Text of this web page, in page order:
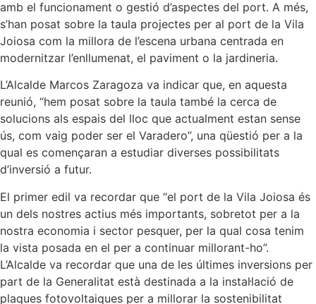
amb el funcionament o gestió d’aspectes del port. A més,
s’han posat sobre la taula projectes per al port de la Vila
Joiosa com la millora de l’escena urbana centrada en
modernitzar l’enllumenat, el paviment o la jardineria.
L’Alcalde Marcos Zaragoza va indicar que, en aquesta
reunió, “hem posat sobre la taula també la cerca de
solucions als espais del lloc que actualment estan sense
ús, com vaig poder ser el Varadero”, una qüestió per a la
qual es començaran a estudiar diverses possibilitats
d’inversió a futur.
El primer edil va recordar que “el port de la Vila Joiosa és
un dels nostres actius més importants, sobretot per a la
nostra economia i sector pesquer, per la qual cosa tenim
la vista posada en el per a continuar millorant-ho”.
L’Alcalde va recordar que una de les últimes inversions per
part de la Generalitat està destinada a la instal·lació de
plaques fotovoltaiques per a millorar la sostenibilitat